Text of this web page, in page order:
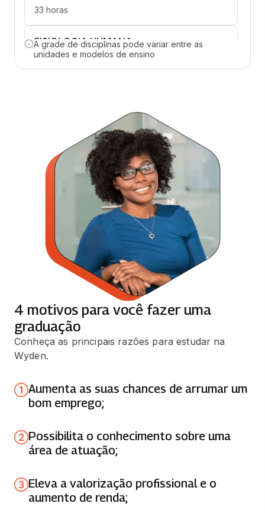
33 horas
FISIOLOGIA HUMANA
66 horas
NEUROANATOMOFISIOLOGIA
65 horas
POLITICAS E ESTRATEGIAS EM SAUDE
PSICOMOTRICIDADE
33 horas
CINESIOLOGIA E BIOMECÂNICA
65 horas
CINESIOTERAPIA
65 horas
FARMACOLOGIA BASICA
50 horas
PATOLOGIA
33 horas
PSICOLOGIA DO DESENVOLVIMENTO
HUMANO
A grade de disciplinas pode variar entre as
unidades e modelos de ensino
4 motivos para você fazer uma
graduação
Conheça as principais razões para estudar na
Wyden.
Aumenta as suas chances de arrumar um
bom emprego;
Possibilita o conhecimento sobre uma
área de atuação;
Eleva a valorização profissional e o
aumento de renda;